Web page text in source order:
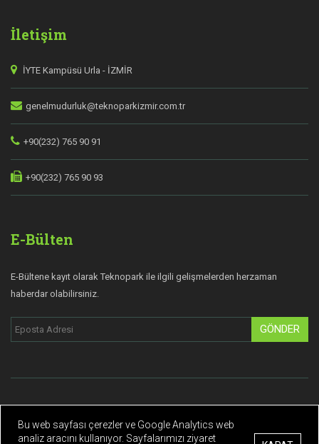
İletişim
İYTE Kampüsü Urla - İZMİR
genelmudurluk@teknoparkizmir.com.tr
+90(232) 765 90 91
+90(232) 765 90 93
E-Bülten
E-Bültene kayıt olarak Teknopark ile ilgili gelişmelerden herzaman
haberdar olabilirsiniz.
GÖNDER
Gizlilik Politikası Kişisel Verilerin Korunması
Bu web sayfası çerezler ve Google Analytics web
analiz aracını kullanıyor. Sayfalarımızı ziyaret